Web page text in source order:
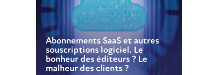
Abonnements SaaS et autres
souscriptions logiciel. Le
bonheur des éditeurs ? Le
malheur des clients ?